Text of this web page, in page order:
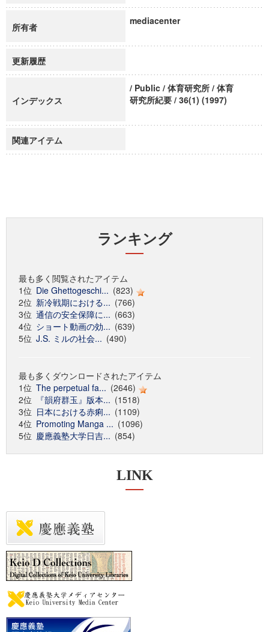
所有者
mediacenter
更新履歴
インデックス
/ Public / 体育研究所 / 体育
研究所紀要 / 36(1) (1997)
関連アイテム
ランキング
最も多く閲覧されたアイテム
1位 Die Ghettogeschi... (823)
2位 新冷戦期における... (766)
3位 通信の安全保障に... (663)
4位 ショート動画の効... (639)
5位 J.S. ミルの社会... (490)
最も多くダウンロードされたアイテム
1位 The perpetual fa... (2646)
2位
『韻府群玉』版本... (1518)
3位 日本における赤痢... (1109)
4位 Promoting Manga ... (1096)
5位 慶應義塾大学日吉... (854)
LINK